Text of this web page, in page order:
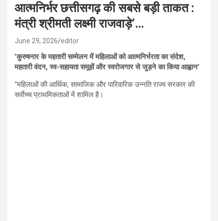
आत्मनिर्भर छत्तीसगढ़ की सबसे बड़ी ताकत :
मंत्री श्रीमती लक्ष्मी राजवाड़े’…
June 29, 2026 editor
’कुरुषनार के महतारी सम्मेलन में महिलाओं को आत्मनिर्भरता का संदेश,
महतारी वंदन, स्व-सहायता समूहों और स्वरोजगार से जुड़ने का किया आह्वान’
“महिलाओं की आर्थिक, सामाजिक और पारिवारिक उन्नति राज्य सरकार की
सर्वाेच्च प्राथमिकताओं में शामिल है।